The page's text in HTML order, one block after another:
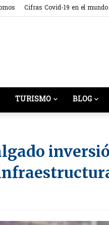
Cifras Covid-19 en el mundo
TURISMO BLOG